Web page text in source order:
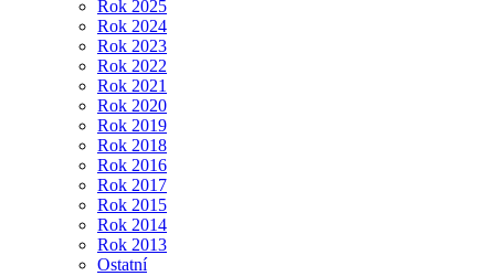
Rok 2025
Rok 2024
Rok 2023
Rok 2022
Rok 2021
Rok 2020
Rok 2019
Rok 2018
Rok 2016
Rok 2017
Rok 2015
Rok 2014
Rok 2013
Ostatní